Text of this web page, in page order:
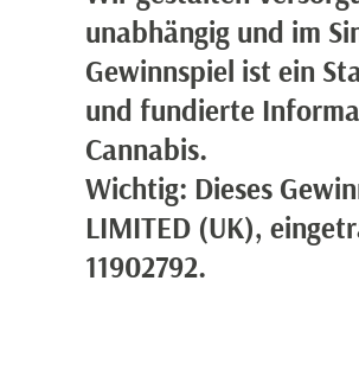
unabhängig und im
Gewinnspiel ist ein
und fundierte
Cannabis.
Wichtig: Dieses
LIMITED (UK),
11902792.